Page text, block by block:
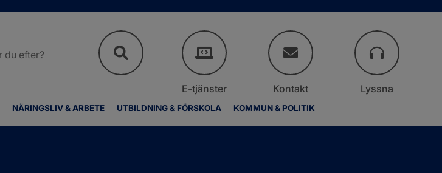
NÄRINGSLIV & ARBETE UTBILDNING & FÖRSKOLA KOMMUN & POLITIK
E-tjänster Kontakt Lyssna